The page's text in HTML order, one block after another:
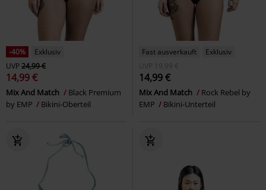
-40%
Exklusiv
UVP24,99 €
14,99 €
Mix And Match
Black Premium
by EMP
Bikini-Oberteil
Fast ausverkauft
Exklusiv
UVP
19,99 €
14,99 €
Mix And Match
Rock Rebel by
EMP
Bikini-Unterteil